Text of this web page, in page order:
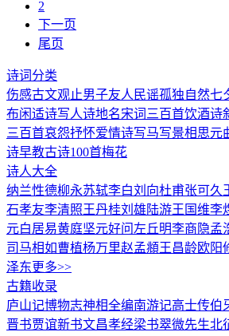
2
下一页
尾页
诗词分类
伤感古文观止男子友人 民谣孤独自然七
布闲适诗写人诗地名宋词三百首饮酒诗
三百首哀怨抒怀爱情诗写马写景相思元
诗早教古诗100首梅花
诗人大全
纳兰性德柳永苏轼李白刘向杜甫张可久
石孝友李清照王丹桂刘雄陆游王国维李
元白居易黄庭坚元好问 左丘明李商隐孟
司马相如曹植杨万里赵孟頫王昌龄欧阳
泽东更多>>
古籍收录
庐山记博物志神相全编南游记高士传伯
晋书贾谊新书文昌孝经梁书翠微先生北